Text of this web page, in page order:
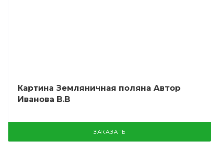
Картина Земляничная поляна Автор
Иванова В.В
ЗАКАЗАТЬ